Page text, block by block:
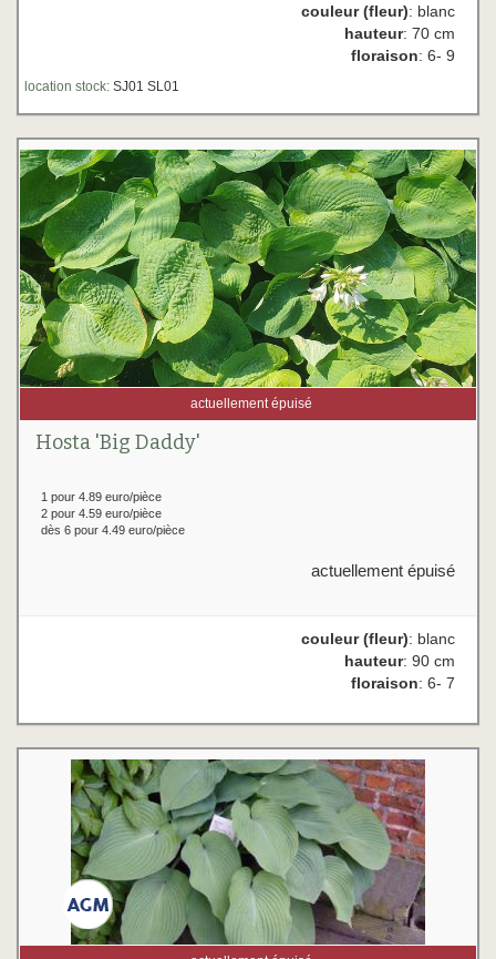
couleur (fleur): blanc
hauteur: 70 cm
floraison: 6- 9
location stock: SJ01 SL01
actuellement épuisé
Hosta 'Big Daddy'
1 pour 4.89 euro/pièce
2 pour 4.59 euro/pièce
dès 6 pour 4.49 euro/pièce
actuellement épuisé
couleur (fleur): blanc
hauteur: 90 cm
floraison: 6- 7